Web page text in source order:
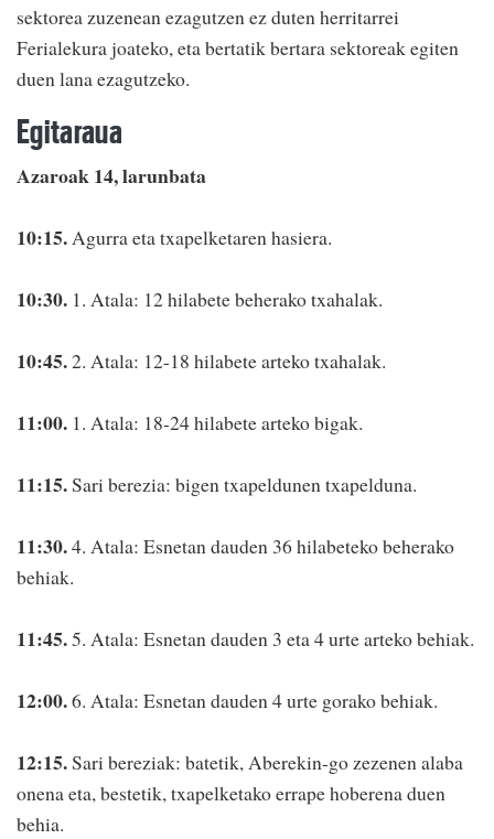
sektorea zuzenean ezagutzen ez duten herritarrei
Ferialekura joateko, eta bertatik bertara sektoreak egiten
duen lana ezagutzeko.
Egitaraua
Azaroak 14, larunbata
10:15.Agurra eta txapelketaren hasiera.
10:30. 1. Atala: 12 hilabete beherako txahalak.
10:45.2. Atala: 12-18 hilabete arteko txahalak.
11:00. 1. Atala: 18-24 hilabete arteko bigak.
11:15.Sari berezia: bigen txapeldunen txapelduna.
11:30.4. Atala: Esnetan dauden 36 hilabeteko beherako
behiak.
11:45.5. Atala: Esnetan dauden 3 eta 4 urte arteko behiak.
12:00.6. Atala: Esnetan dauden 4 urte gorako behiak.
12:15.Sari bereziak: batetik, Aberekin-go zezenen alaba
onena eta, bestetik, txapelketako errape hoberena duen
behia.